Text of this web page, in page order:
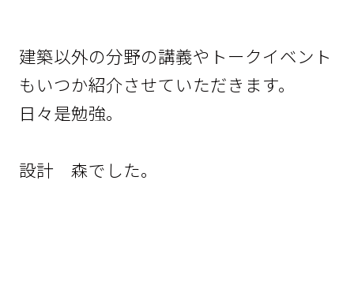
建築以外の分野の講義やトークイベント
もいつか紹介させていただきます。
日々是勉強。
設計 森でした。